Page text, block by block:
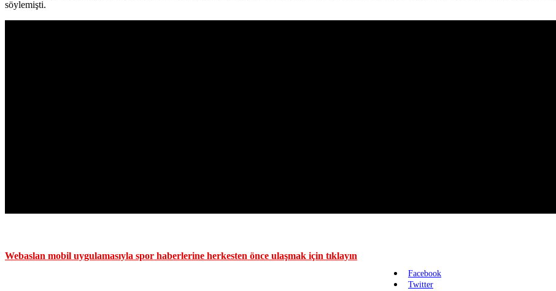
söylemişti.
Webaslan mobil uygulamasıyla spor haberlerine herkesten önce ulaşmak için tıklayın
Facebook
Twitter